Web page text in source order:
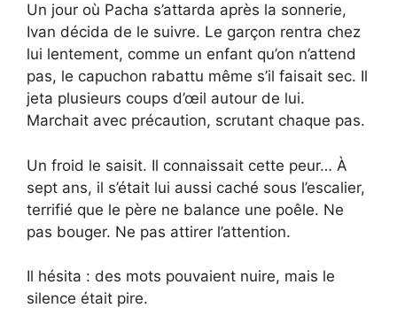
Un jour où Pacha s’attarda après la sonnerie,
Ivan décida de le suivre. Le garçon rentra chez
lui lentement, comme un enfant qu’on n’attend
pas, le capuchon rabattu même s’il faisait sec. Il
jeta plusieurs coups d’œil autour de lui.
Marchait avec précaution, scrutant chaque pas.
Un froid le saisit. Il connaissait cette peur… À
sept ans, il s’était lui aussi caché sous l’escalier,
terrifié que le père ne balance une poêle. Ne
pas bouger. Ne pas attirer l’attention.
Il hésita : des mots pouvaient nuire, mais le
silence était pire.